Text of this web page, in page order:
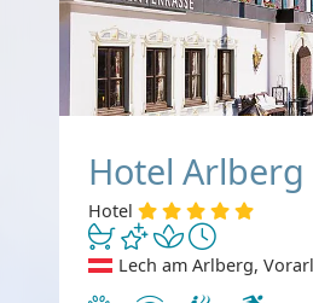
Hotel Arlberg
Hotel
Lech am Arlberg,